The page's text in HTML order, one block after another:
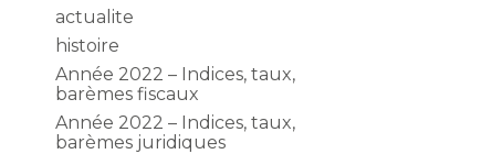
actualite
histoire
Année 2022 – Indices, taux,
barèmes fiscaux
Année 2022 – Indices, taux,
barèmes juridiques